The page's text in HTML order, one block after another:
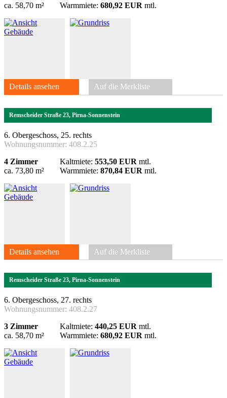
ca. 58,70 m²
Warmmiete: 680,92 EUR mtl.
Details ansehen Auf die Merkliste
Remscheider Straße 23, Pirna-Sonnenstein
6. Obergeschoss, 25. rechts
Wohnungsnummer: 408.2.25
4 Zimmer
ca. 73,80 m²
Kaltmiete: 553,50 EUR mtl.
Warmmiete: 870,84 EUR mtl.
Details ansehen Auf die Merkliste
Remscheider Straße 23, Pirna-Sonnenstein
6. Obergeschoss, 27. rechts
Wohnungsnummer: 408.2.27
3 Zimmer
ca. 58,70 m²
Kaltmiete: 440,25 EUR mtl.
Warmmiete: 680,92 EUR mtl.